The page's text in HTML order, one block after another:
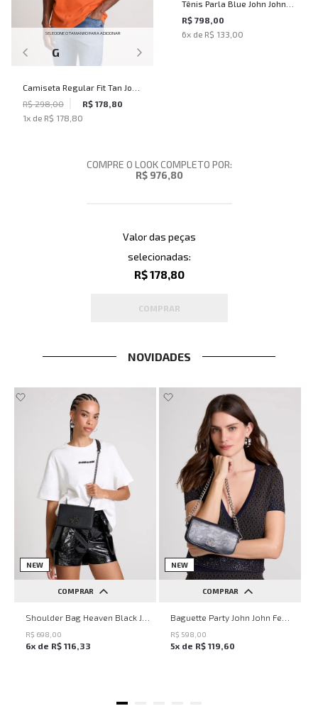
SELECIONE O TAMANHO PARA ADICIONAR
G
Camiseta Regular Fit Tan John
John Masculina
R$ 298,00
R$ 178,80
1x de R$ 178,80
Tênis Parla Blue John John
Masculino
R$ 798,00
6x de R$ 133,00
COMPRE O LOOK COMPLETO POR:
R$ 976,80
Valor das peças
selecionadas:
R$ 178,80
COMPRAR
NOVIDADES
NEW
COMPRAR
UN
R$ 698 00
6x de R$ 116,33
NEW
COMPRAR
UN
R$ 598 00
5x de R$ 119,60